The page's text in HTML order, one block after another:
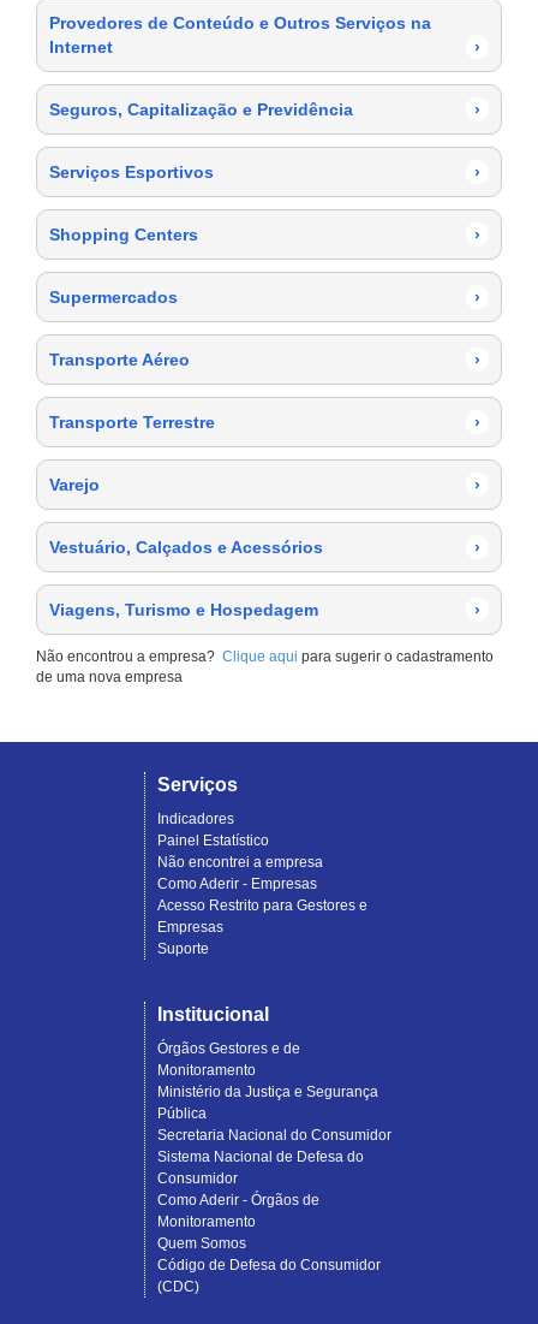
Provedores de Conteúdo e Outros Serviços na
Internet
›
Seguros, Capitalização e Previdência ›
Serviços Esportivos ›
Shopping Centers ›
Supermercados ›
Transporte Aéreo ›
Transporte Terrestre ›
Varejo ›
Vestuário, Calçados e Acessórios ›
Viagens, Turismo e Hospedagem ›
Não encontrou a empresa? Clique aqui para sugerir o cadastramento
de uma nova empresa
Serviços
Indicadores
Painel Estatístico
Não encontrei a empresa
Como Aderir - Empresas
Acesso Restrito para Gestores e
Empresas
Suporte
Institucional
Órgãos Gestores e de
Monitoramento
Ministério da Justiça e Segurança
Pública
Secretaria Nacional do Consumidor
Sistema Nacional de Defesa do
Consumidor
Como Aderir - Órgãos de
Monitoramento
Quem Somos
Código de Defesa do Consumidor
(CDC)